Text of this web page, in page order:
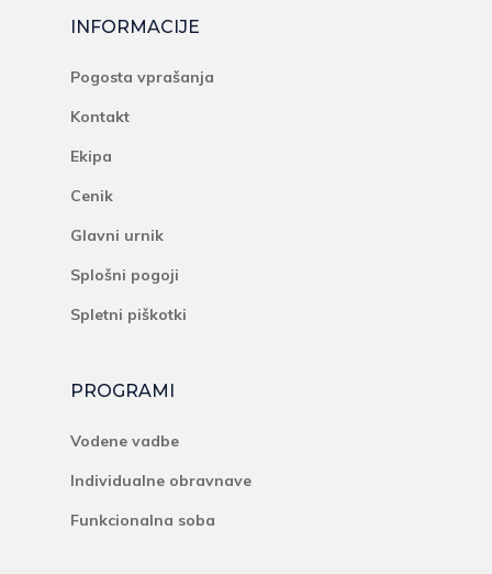
INFORMACIJE
Pogosta vprašanja
Kontakt
Ekipa
Cenik
Glavni urnik
Splošni pogoji
Spletni piškotki
PROGRAMI
Vodene vadbe
Individualne obravnave
Funkcionalna soba